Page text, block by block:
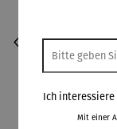
Ich
Mit einer